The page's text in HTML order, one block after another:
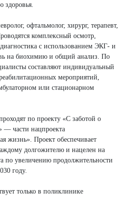
здоровья.
офтальмолог, хирург, терапевт,
комплексный осмотр,
с использованием ЭКГ- и
на биохимию и общий анализ. По
составляют индивидуальный
мероприятий,
или стационарном
по проекту «С заботой о
— части нацпроекта
жизнь». Проект обеспечивает
долгожителю и нацелен на
по увеличению продолжительности
году.
только в поликлинике